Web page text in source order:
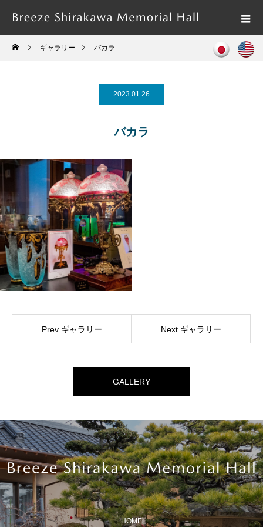
ギャラリー バカラ
2023.01.26
バカラ
Prev ギャラリー Next ギャラリー
GALLERY
HOME